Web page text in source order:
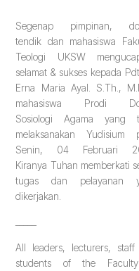
Segenap pimpinan,
tendik dan mahasiswa
Teologi UKSW
selamat & sukses kepada
Erna Maria Ayal. S.Th.,
mahasiswa Prodi
Sosiologi Agama yang
melaksanakan Yudisium
Senin, 04 Februari
Kiranya Tuhan memberkati
tugas dan pelayanan
dikerjakan.
All leaders, lecturers, staff
students of the